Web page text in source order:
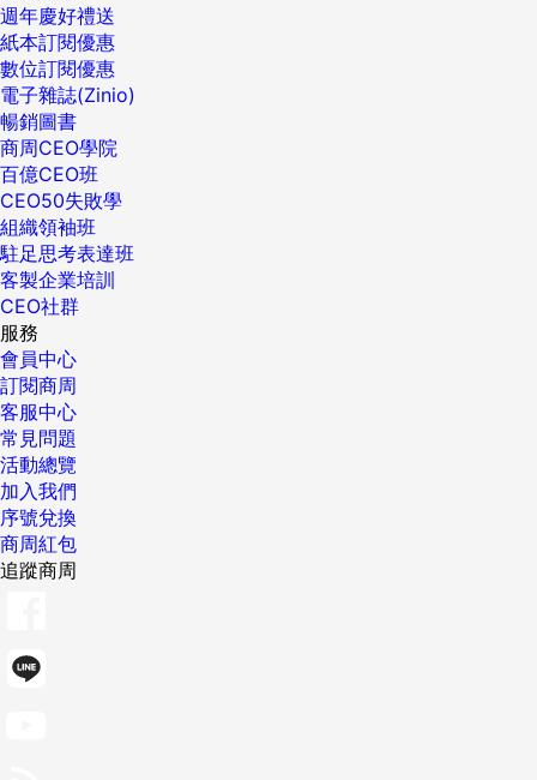
週年慶好禮送
紙本訂閱優惠
數位訂閱優惠
電子雜誌(Zinio)
暢銷圖書
商周CEO學院
百億CEO班
CEO50失敗學
組織領袖班
駐足思考表達班
客製企業培訓
CEO社群
服務
會員中心
訂閱商周
客服中心
常見問題
活動總覽
加入我們
序號兌換
商周紅包
追蹤商周